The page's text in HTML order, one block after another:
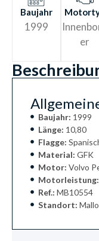
Baujahr
1999
er
Baujahr: 1999
Länge: 10,80
Flagge:
Material: GFK
Motor: Volvo
Motorleistung:
Ref.: MB10554
Standort: